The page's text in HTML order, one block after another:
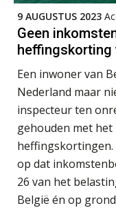
9 AUGUSTUS 2023
Geen
heffingskorting
Een inwoner van
Nederland maar
inspecteur ten
gehouden met
op dat
26 van het
België én op
aaff
of AA)
PIA Group
Senior
Scab
Gevorderd